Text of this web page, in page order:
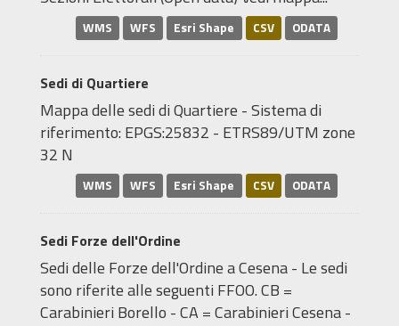
WMS WFS Esri Shape CSV ODATA
Sedi di Quartiere
Mappa delle sedi di Quartiere - Sistema di
riferimento: EPGS:25832 - ETRS89/UTM zone
32 N
WMS WFS Esri Shape CSV ODATA
Sedi Forze dell'Ordine
Sedi delle Forze dell'Ordine a Cesena - Le sedi
sono riferite alle seguenti FFOO. CB =
Carabinieri Borello - CA = Carabinieri Cesena -